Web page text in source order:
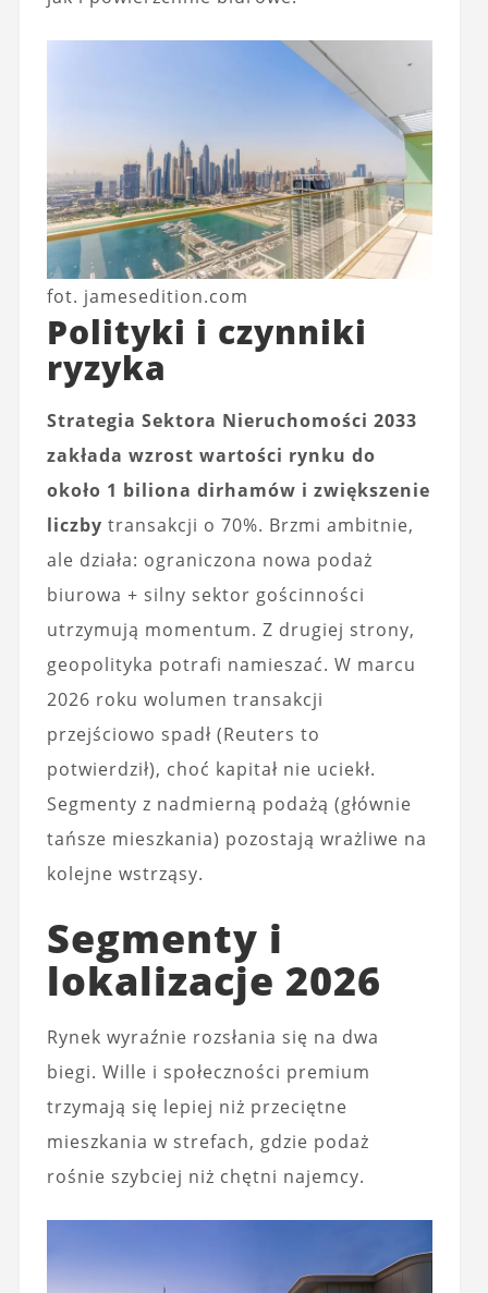
fot. jamesedition.com
Polityki i czynniki
ryzyka
Strategia Sektora Nieruchomości 2033
zakłada wzrost wartości rynku do
około 1 biliona dirhamów i zwiększenie
liczby transakcji o 70%. Brzmi ambitnie,
ale działa: ograniczona nowa podaż
biurowa + silny sektor gościnności
utrzymują momentum. Z drugiej strony,
geopolityka potrafi namieszać. W marcu
2026 roku wolumen transakcji
przejściowo spadł (Reuters to
potwierdził), choć kapitał nie uciekł.
Segmenty z nadmierną podażą (głównie
tańsze mieszkania) pozostają wrażliwe na
kolejne wstrząsy.
Segmenty i
lokalizacje 2026
Rynek wyraźnie rozsłania się na dwa
biegi. Wille i społeczności premium
trzymają się lepiej niż przeciętne
mieszkania w strefach, gdzie podaż
rośnie szybciej niż chętni najemcy.